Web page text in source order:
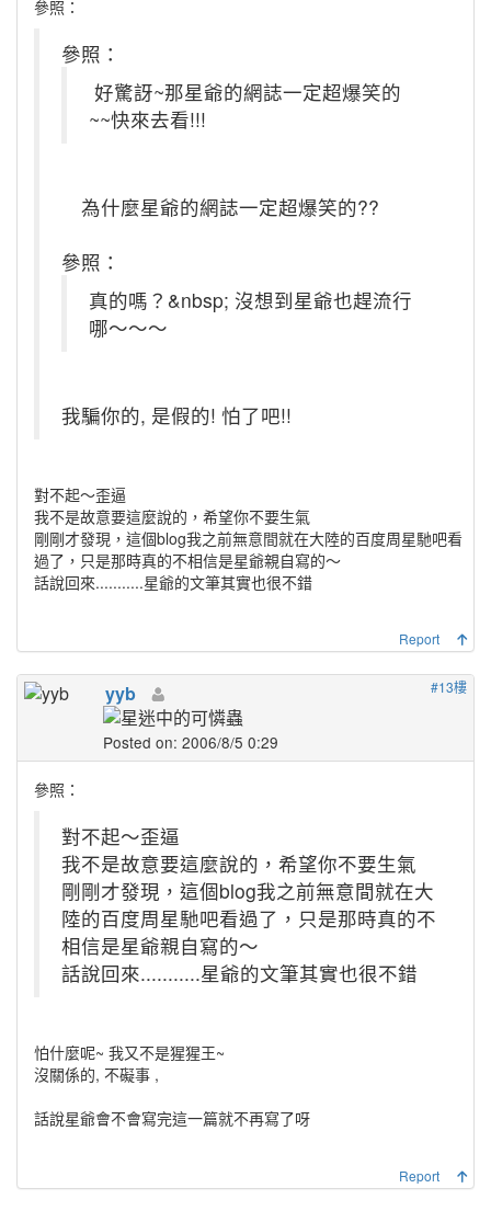
參照：
參照：
好驚訝~那星爺的網誌一定超爆笑的
~~快來去看!!!
為什麼星爺的網誌一定超爆笑的??
參照：
真的嗎？&nbsp; 沒想到星爺也趕流行
哪～～～
我騙你的, 是假的! 怕了吧!!
對不起～歪逼
我不是故意要這麼說的，希望你不要生氣
剛剛才發現，這個blog我之前無意間就在大陸的百度周星馳吧看
過了，只是那時真的不相信是星爺親自寫的～
話說回來...........星爺的文筆其實也很不錯
Report
#13樓
yyb
Posted on: 2006/8/5 0:29
參照：
對不起～歪逼
我不是故意要這麼說的，希望你不要生氣
剛剛才發現，這個blog我之前無意間就在大
陸的百度周星馳吧看過了，只是那時真的不
相信是星爺親自寫的～
話說回來...........星爺的文筆其實也很不錯
怕什麼呢~ 我又不是猩猩王~
沒關係的, 不礙事 ,
話說星爺會不會寫完這一篇就不再寫了呀
Report